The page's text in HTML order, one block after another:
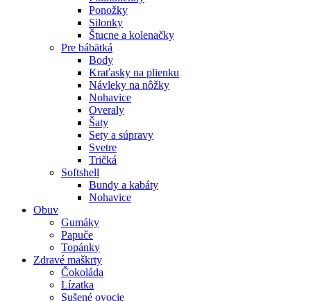
Ponožky
Silonky
Štucne a kolenačky
Pre bábätká
Body
Kraťasky na plienku
Návleky na nôžky
Nohavice
Overaly
Šaty
Sety a súpravy
Svetre
Tričká
Softshell
Bundy a kabáty
Nohavice
Obuv
Gumáky
Papuče
Topánky
Zdravé maškrty
Čokoláda
Lízatka
Sušené ovocie